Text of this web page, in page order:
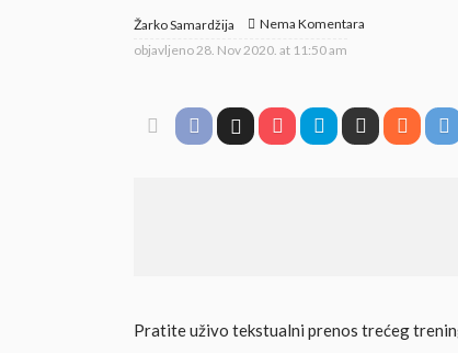
Žarko Samardžija
Nema Komentara
objavljeno 28. Nov 2020. at 11:50 am
Pratite uživo tekstualni prenos trećeg